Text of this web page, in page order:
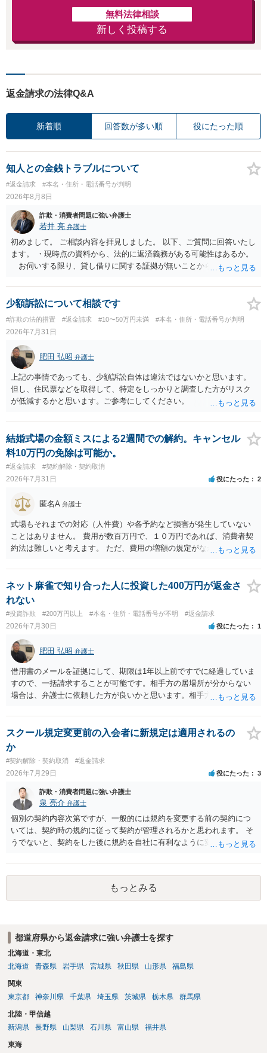
無料法律相談
新しく投稿する
返金請求の法律Q&A
新着順 回答数が多い順 役にたった順
知人との金銭トラブルについて
#返金請求 #本名・住所・電話番号が判明
2026年8月8日
詐欺・消費者問題に強い弁護士
若井 亮 弁護士
初めまして。 ご相談内容を拝見しました。 以下、ご質問に回答いたし
ます。 ・現時点の資料から、法的に返済義務がある可能性はあるか。
お伺いする限り、貸し借りに関する証拠が無いことから、相手方が
主張や現在の資料を踏まえ、今後どのように対応するのが適切か。
贈与か消費貸借かの争いにおいては、様々な圧力をかけて回収をしよ
うとするケースも散見されます。 ご自身での対応に窮するようであ
れば、代理人を立てることもご検討ください。 ・相手へ送る回答文に
ついてアドバイスをいただけるか。 具体的な回答内容については、
一般的に無料法律相談での対応外になろうかと思います。 法律事務
所にご連絡いただき、対応の可否や費用をご確認ください。
少額訴訟について相談です
#詐欺の法的措置 #返金請求 #10〜50万円未満 #本名・住所・電話番号が判明
2026年7月31日
肥田 弘昭 弁護士
上記の事情であっても、少額訴訟自体は違法ではないかと思います。
但し、住民票などを取得して、特定をしっかりと調査した方がリスク
が低減するかと思います。ご参考にしてください。
結婚式場の金額ミスによる2週間での解約。キャンセル
料10万円の免除は可能か。
#返金請求 #契約解除・契約取消
2026年7月31日 役にたった 2
匿名A 弁護士
式場もそれまでの対応（人件費）や各予約など損害が発生していない
ことはありません。 費用が数百万円で、１０万円であれば、消費者契
約法は難しいと考えます。 ただ、費用の増額の規定がなかったのに増
ということになり、解約するのは理由がないことになります。
ネット麻雀で知り合った人に投資した400万円が返金さ
れない
#投資詐欺 #200万円以上 #本名・住所・電話番号が不明 #返金請求
2026年7月30日 役にたった 1
肥田 弘昭 弁護士
借用書のメールを証拠にして、期限は1年以上前ですでに経過していま
すので、一括請求することが可能です。相手方の居場所が分からない
場合は、弁護士に依頼した方が良いかと思います。相手方の居場所が
さい。
スクール規定変更前の入会者に新規定は適用されるの
か
#契約解除・契約取消 #返金請求
2026年7月29日 役にたった 3
詐欺・消費者問題に強い弁護士
泉 亮介 弁護士
個別の契約内容次第ですが、一般的には規約を変更する前の契約につ
いては、契約時の規約に従って契約が管理されるかと思われます。 そ
うでないと、契約をした後に規約を自社に有利なように変更し、それ
る場合があるかと思われます。
もっとみる
都道府県から返金請求に強い弁護士を探す
北海道・東北
北海道
青森県 岩手県 宮城県 秋田県 山形県 福島県
関東
東京都
神奈川県 千葉県 埼玉県 茨城県 栃木県 群馬県
北陸・甲信越
新潟県
長野県 山梨県 石川県 富山県 福井県
東海